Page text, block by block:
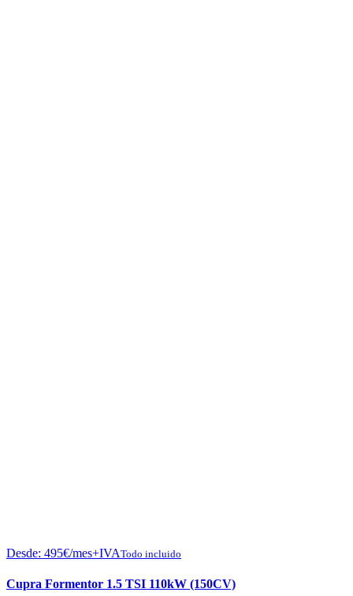
Desde: 495€/mes+IVATodo incluido
Cupra Formentor 1.5 TSI 110kW (150CV)